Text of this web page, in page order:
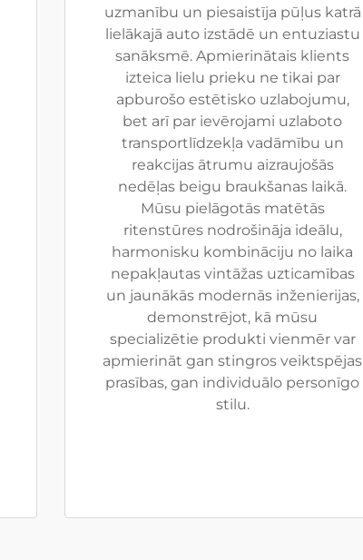
uzmanību un piesaistīja pūļus katrā
lielākajā auto izstādē un entuziastu
sanāksmē. Apmierinātais klients
izteica lielu prieku ne tikai par
apburošo estētisko uzlabojumu,
bet arī par ievērojami uzlaboto
transportlīdzekļa vadāmību un
reakcijas ātrumu aizraujošās
nedēļas beigu braukšanas laikā.
Mūsu pielāgotās matētās
ritenstūres nodrošināja ideālu,
harmonisku kombināciju no laika
nepakļautas vintāžas uzticamības
un jaunākās modernās inženierijas,
demonstrējot, kā mūsu
specializētie produkti vienmēr var
apmierināt gan stingros veiktspējas
prasības, gan individuālo personīgo
stilu.